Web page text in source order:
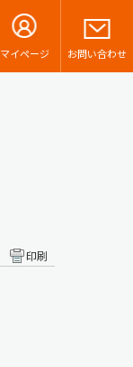
マイページ お問い合わせ
印刷